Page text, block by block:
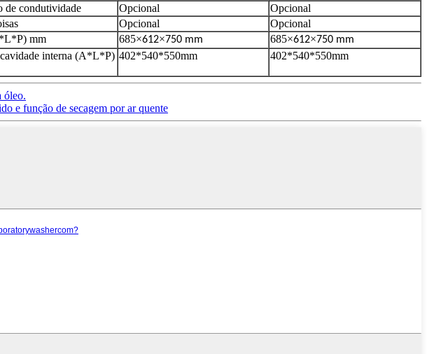
de condutividade Opcional
Opcional
Opcional
Opcional
mm 685×612×750 mm 685×612×750 mm
interna (A*L*P) 402*540*550mm 402*540*550mm
óleo.
e função de secagem por ar quente